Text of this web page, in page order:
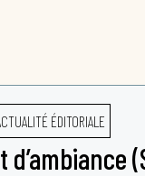
ÉDITORIALE
d’ambiance